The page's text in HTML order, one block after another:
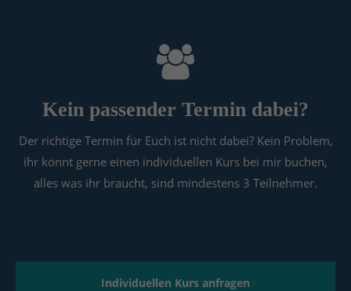
Kein passender Termin dabei?
Der richtige Termin für Euch ist nicht dabei? Kein Problem,
ihr könnt gerne einen individuellen Kurs bei mir buchen,
alles was ihr braucht, sind mindestens 3 Teilnehmer.
Individuellen Kurs anfragen